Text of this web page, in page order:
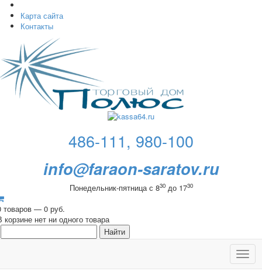
Карта сайта
Контакты
486-111, 980-100
info@faraon-saratov.ru
Понедельник-пятница с 830до 1730
товаров — 0 руб.
корзине нет ни одного товара